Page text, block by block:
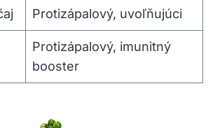
Protizápalový, uvoľňujúci
Protizápalový, imunitný
booster